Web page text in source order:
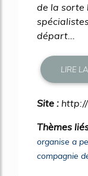
de la sorte
départ...
LIRE
Site :
Thèmes
organise a
compagnie